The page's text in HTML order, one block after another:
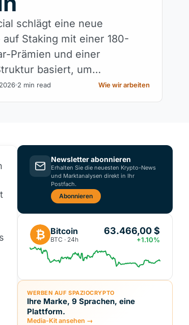
schlägt eine neue
Staking mit einer 180-
Prämien und einer
basiert, um
anzuziehen.
2 min read Wie wir arbeiten
Newsletter abonnieren
Erhalten Sie die neuesten Krypto-News
und Marktanalysen direkt in Ihr
Postfach.
Abonnieren
₿ Bitcoin
BTC · 24h
63.466,00 $
+1.10%
WERBEN AUF SPAZIOCRYPTO
Ihre Marke, 9 Sprachen, eine
Plattform.
Media-Kit ansehen →